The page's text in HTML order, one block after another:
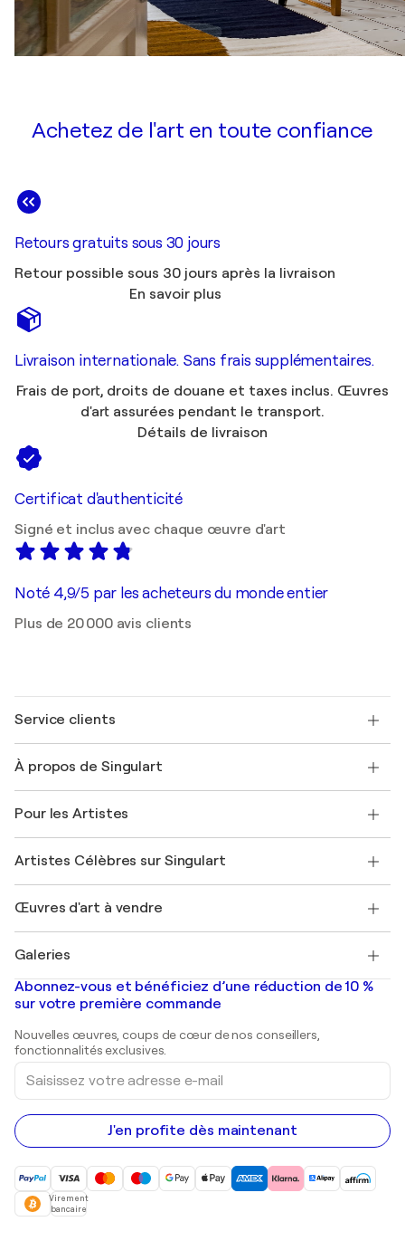
Achetez de l'art en toute confiance
Retours gratuits sous 30 jours
Retour possible sous 30 jours après la livraison
En savoir plus
Livraison internationale. Sans frais supplémentaires.
Frais de port, droits de douane et taxes inclus. Œuvres
d'art assurées pendant le transport.
Détails de livraison
Certificat d'authenticité
Signé et inclus avec chaque œuvre d'art
Noté 4,9/5 par les acheteurs du monde entier
Plus de 20 000 avis clients
Service clients
Expédition
Offrir une carte cadeau
Rejoignez notre programme commercial
Mon compte
+33 1 76 44 06 42
À propos de Singulart
FAQ
Magazine Singulart
Emplois
Découvrez une sélection d'art original
Pour les Artistes
Se connecter en tant qu'Artiste
Artistes Célèbres sur Singulart
Marc Chagall
Banksy
Mr. Brainwash
Shepard Fairey
Œuvres d'art à vendre
Tableaux abstraits à vendre
Peintures de paysage
Estampes
Peintures acryliques
Galeries
Galeries d'art en France
Galeries d'art en Belgique
Abonnez-vous et bénéficiez d’une réduction de 10 %
sur votre première commande
Nouvelles œuvres, coups de cœur de nos conseillers,
fonctionnalités exclusives.
Saisissez
votre
adresse
e-
mail
J'en profite dès maintenant
Virement
bancaire